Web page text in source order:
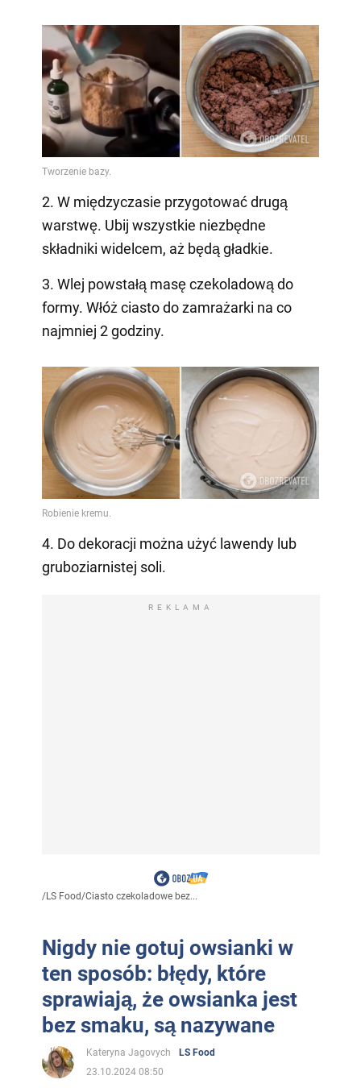
2. W międzyczasie przygotować drugą
warstwę. Ubij wszystkie niezbędne
składniki widelcem, aż będą gładkie.
3. Wlej powstałą masę czekoladową do
formy. Włóż ciasto do zamrażarki na co
najmniej 2 godziny.
4. Do dekoracji można użyć lawendy lub
gruboziarnistej soli.
REKLAMA
/LS Food/Ciasto czekoladowe bez...
Nigdy nie gotuj owsianki w
ten sposób: błędy, które
sprawiają, że owsianka jest
bez smaku, są nazywane
Kateryna Jagovych
LS Food
23.10.2024 08:50